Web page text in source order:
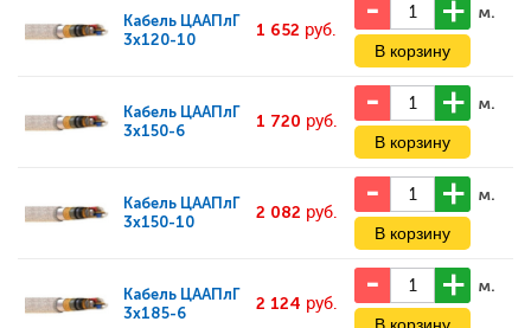
Кабель ЦААПлГ
3x120-10
1 652 руб.
м.
Кабель ЦААПлГ
3x150-6
1 720 руб.
м.
Кабель ЦААПлГ
3x150-10
2 082 руб.
м.
Кабель ЦААПлГ
3x185-6
2 124 руб.
м.